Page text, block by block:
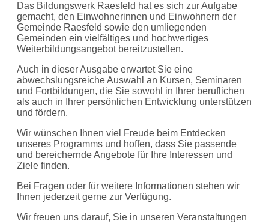
Das Bildungswerk Raesfeld hat es sich zur Aufgabe
gemacht, den Einwohnerinnen und Einwohnern der
Gemeinde Raesfeld sowie den umliegenden
Gemeinden ein vielfältiges und hochwertiges
Weiterbildungsangebot bereitzustellen.
Auch in dieser Ausgabe erwartet Sie eine
abwechslungsreiche Auswahl an Kursen, Seminaren
und Fortbildungen, die Sie sowohl in Ihrer beruflichen
als auch in Ihrer persönlichen Entwicklung unterstützen
und fördern.
Wir wünschen Ihnen viel Freude beim Entdecken
unseres Programms und hoffen, dass Sie passende
und bereichernde Angebote für Ihre Interessen und
Ziele finden.
Bei Fragen oder für weitere Informationen stehen wir
Ihnen jederzeit gerne zur Verfügung.
Wir freuen uns darauf, Sie in unseren Veranstaltungen